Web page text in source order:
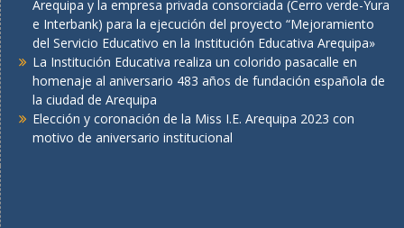
Arequipa y la empresa privada consorciada (Cerro verde-Yura
e Interbank) para la ejecución del proyecto “Mejoramiento
del Servicio Educativo en la Institución Educativa Arequipa»
La Institución Educativa realiza un colorido pasacalle en
homenaje al aniversario 483 años de fundación española de
la ciudad de Arequipa
Elección y coronación de la Miss I.E. Arequipa 2023 con
motivo de aniversario institucional